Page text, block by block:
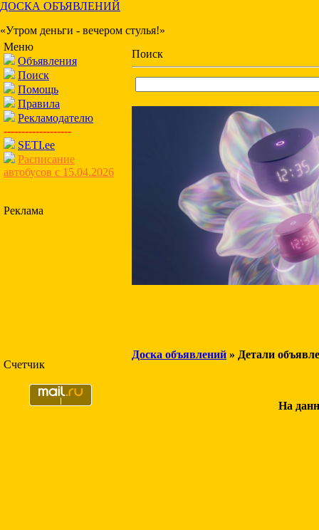
ДОСКА ОБЪЯВЛЕНИЙ
«Утром деньги - вечером стулья!»
Меню
Объявления
Поиск
Помощь
Правила
Рекламодателю
-------------------
SETI.ee
Расписание
автобусов с 15.04.2026
Реклама
Счетчик
Поиск
Доска объявлений » Детали
На